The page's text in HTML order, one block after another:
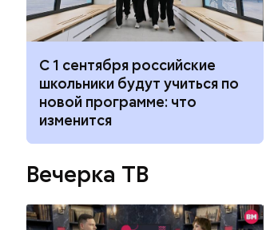
С 1 сентября российские
школьники будут учиться по
новой программе: что
изменится
Вечерка ТВ